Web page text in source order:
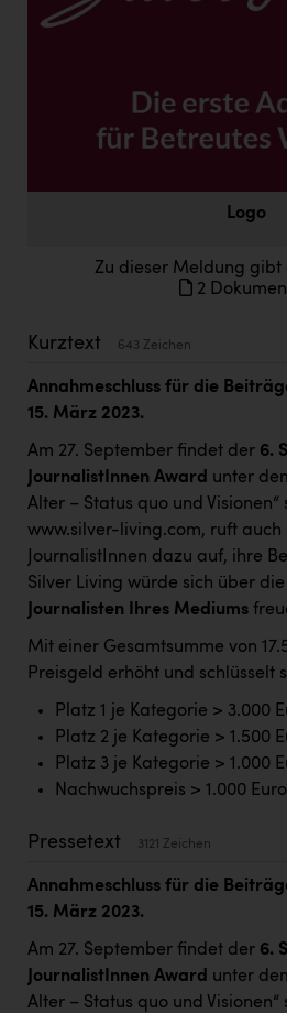
Doppler Gruppe
Firmenradl
IFE Austria GmbH
INTERSPAR
INTERSPORT Austria
Jane Goodall Institute Austria
Kärcher
Karin Liedl
KEBA
KLIPP Frisör
Kleider Bauer
Kremsmüller Anlagenbau GmbH
Maximarkt
Oldtimer Raststationen und
Österreichischer
Orlen
Passage Linz
PEZ
Logo
Zu dieser Meldung gibt
2
Kurztext 643 Zeichen
Annahmeschluss für die
15. März 2023.
Am 27. September findet der 6.
JournalistInnen Award unter
Alter – Status quo und Visionen“
www.silver-living.com, ruft auch
JournalistInnen dazu auf, ihre
Silver Living würde sich über
Journalisten Ihres Mediums
Mit einer Gesamtsumme von
Preisgeld erhöht und schlüsselt
Platz 1 je Kategorie > 3.000
Platz 2 je Kategorie > 1.500
Platz 3 je Kategorie > 1.000
Nachwuchspreis > 1.000 Euro
Pressetext 3121 Zeichen
Annahmeschluss für die
15. März 2023.
Am 27. September findet der 6.
JournalistInnen Award unter
Alter – Status quo und Visionen“